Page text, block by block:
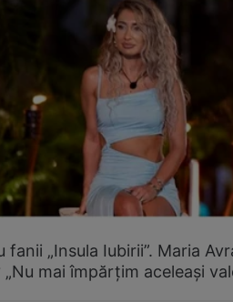
„Insula Iubirii”. Maria
mai împărțim aceleași